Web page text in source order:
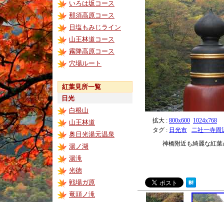
いろは坂コース
那須高原コース
日塩もみじライン
山王林道コース
霧降高原コース
穴場ルート
紅葉見所一覧
日光
白根山
山王林道
奥日光湯元温泉
湯ノ湖
湯滝
光徳
戦場ガ原
竜頭ノ滝
拡大 : 800x600 1024x768
タグ : 日光市
二社一寺周
神橋附近も綺麗な紅